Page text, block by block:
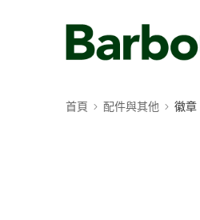
首頁 配件與其他 徽章